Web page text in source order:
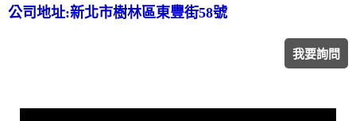
公司地址:新北市樹林區東豐街58號
我要詢問